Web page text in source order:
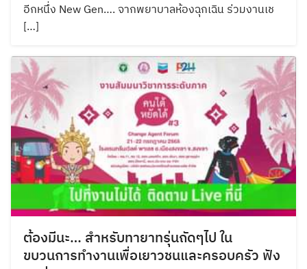
อีกหนึ่ง New Gen…. จากพยาบาลห้องฉุกเฉิน ร่วมงานเช
[…]
ต้องมีนะ… สำหรับทายาทรุ่นถัดๆไป ใน
ขบวนการทำงานเพื่อเยาวชนและครอบครัว ฟัง